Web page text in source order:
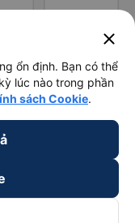
close
ổn định. Bạn có thể
lúc nào trong phần
sách Cookie.